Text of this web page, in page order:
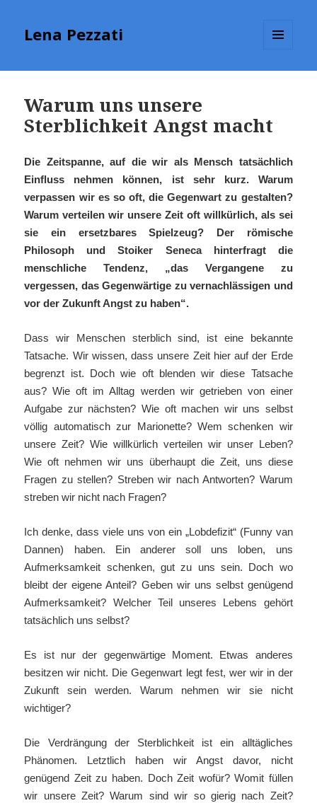
Lena Pezzati
Warum uns unsere
Sterblichkeit Angst macht
Die Zeitspanne, auf die wir als Mensch tatsächlich
Einfluss nehmen können, ist sehr kurz. Warum
verpassen wir es so oft, die Gegenwart zu gestalten?
Warum verteilen wir unsere Zeit oft willkürlich, als sei
sie ein ersetzbares Spielzeug? Der römische
Philosoph und Stoiker Seneca hinterfragt die
menschliche Tendenz, „das Vergangene zu
vergessen, das Gegenwärtige zu vernachlässigen und
vor der Zukunft Angst zu haben“.
Dass wir Menschen sterblich sind, ist eine bekannte
Tatsache. Wir wissen, dass unsere Zeit hier auf der Erde
begrenzt ist. Doch wie oft blenden wir diese Tatsache
aus? Wie oft im Alltag werden wir getrieben von einer
Aufgabe zur nächsten? Wie oft machen wir uns selbst
völlig automatisch zur Marionette? Wem schenken wir
unsere Zeit? Wie willkürlich verteilen wir unser Leben?
Wie oft nehmen wir uns überhaupt die Zeit, uns diese
Fragen zu stellen? Streben wir nach Antworten? Warum
streben wir nicht nach Fragen?
Ich denke, dass viele uns von ein „Lobdefizit“ (Funny van
Dannen) haben. Ein anderer soll uns loben, uns
Aufmerksamkeit schenken, gut zu uns sein. Doch wo
bleibt der eigene Anteil? Geben wir uns selbst genügend
Aufmerksamkeit? Welcher Teil unseres Lebens gehört
tatsächlich uns selbst?
Es ist nur der gegenwärtige Moment. Etwas anderes
besitzen wir nicht. Die Gegenwart legt fest, wer wir in der
Zukunft sein werden. Warum nehmen wir sie nicht
wichtiger?
Die Verdrängung der Sterblichkeit ist ein alltägliches
Phänomen. Letztlich haben wir Angst davor, nicht
genügend Zeit zu haben. Doch Zeit wofür? Womit füllen
wir unsere Zeit? Warum sind wir so gierig nach Zeit?